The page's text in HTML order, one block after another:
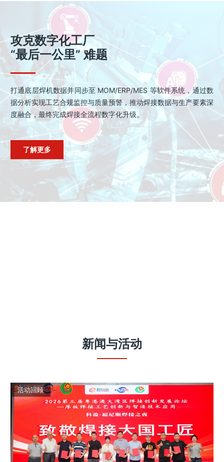
攻克数字化工厂
“最后一公里” 难题
打通底层焊机数据并同步至 MOM/ERP/MES 等软件系统，通过数
据分析实现工艺合规监控与质量预警，推动焊接数据与生产要素深
度融合，最终完成焊接全流程数字化升级。
了解更多
新闻与活动
活动回顾